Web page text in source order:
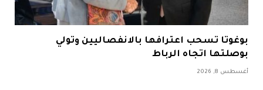
بوغوتا تسحب اعترافها بالانفصاليين وتولي
بوصلتها اتجاه الرباط
أغسطس 8, 2026